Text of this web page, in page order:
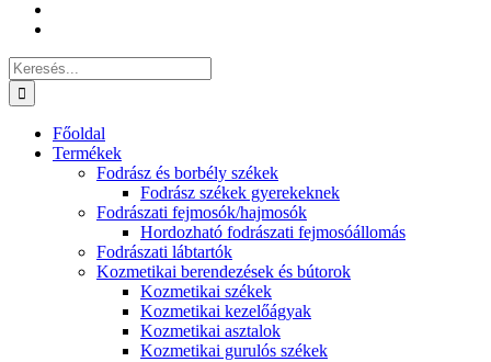
Keresés...
Főoldal
Termékek
Fodrász és borbély székek
Fodrász székek gyerekeknek
Fodrászati fejmosók/hajmosók
Hordozható fodrászati fejmosóállomás
Fodrászati lábtartók
Kozmetikai berendezések és bútorok
Kozmetikai székek
Kozmetikai kezelőágyak
Kozmetikai asztalok
Kozmetikai gurulós székek